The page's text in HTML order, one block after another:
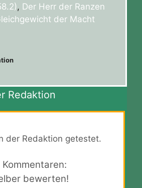
, Der Herr der Ranzen
der Macht
Redaktion
der Redaktion getestet.
bewerten!